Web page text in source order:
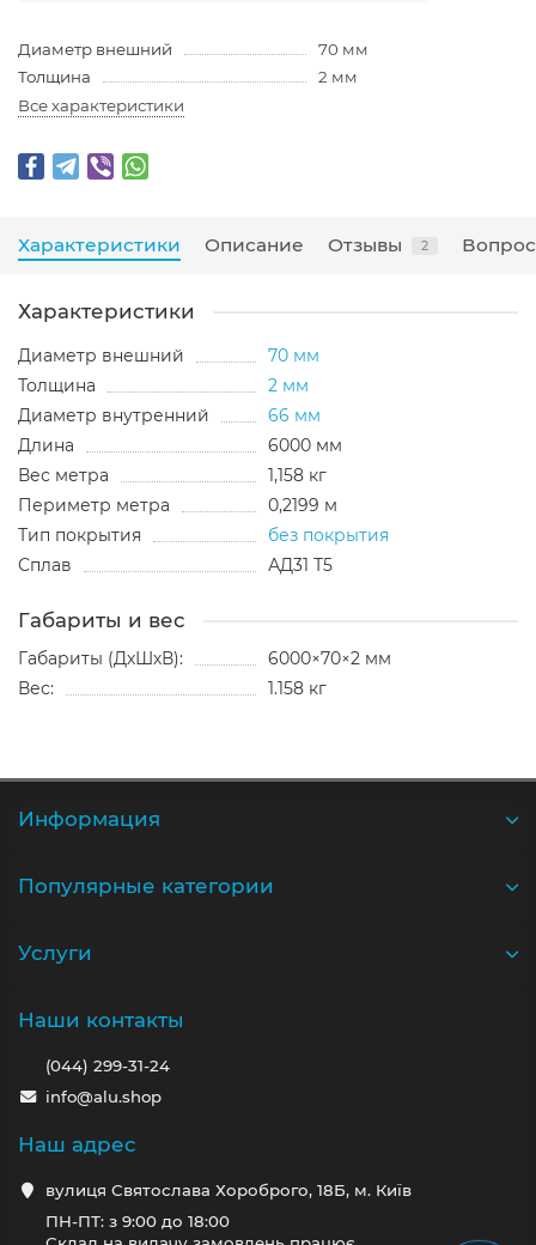
Диаметр внешний
70 мм
Толщина
2 мм
Все характеристики
Характеристики Описание Отзывы 2
Характеристики
Диаметр внешний
70 мм
Толщина
2 мм
Диаметр внутренний
66 мм
Длина
6000 мм
Вес метра
1,158 кг
Периметр метра
0,2199 м
Тип покрытия
без покрытия
Сплав
АД31 Т5
Габариты и вес
Габариты (ДхШхВ):
6000×70×2 мм
Вес:
1.158 кг
Информация
Популярные категории
Услуги
Наши контакты
(044) 299-31-24
info@alu.shop
Наш адрес
вулиця Святослава Хороброго, 18Б, м. Київ
ПН-ПТ: з 9:00 до 18:00